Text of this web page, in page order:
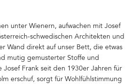
unter Wienern, aufwachen mit Josef
schwedischen Architekten und
Wand direkt auf unser Bett, die etwas
mutig gemusterter Stoffe und
Frank seit den 1930er Jahren für
erschuf, sorgt für Wohlfühlstimmung